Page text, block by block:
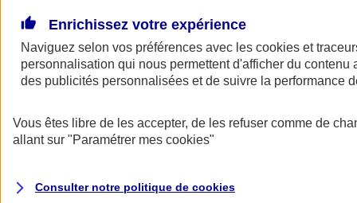
AXA Assurance
Enrichissez votre expérience
Naviguez selon vos préférences avec les cookies et
personnalisation qui nous permettent d'afficher du contenu
des publicités personnalisées et de suivre la performance
Vous êtes libre de les accepter, de les refuser comme de
allant sur "Paramétrer mes cookies"
Consulter notre politique de cookies